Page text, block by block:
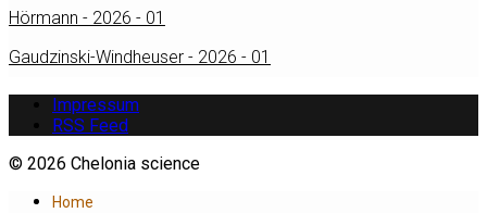
Hörmann - 2026 - 01
Gaudzinski-Windheuser - 2026 - 01
Impressum
RSS Feed
© 2026 Chelonia science
Home